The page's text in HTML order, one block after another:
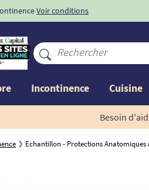
Voir conditions
Incontinence Cuisine
Besoin
Echantillon - Protections Anatomiques